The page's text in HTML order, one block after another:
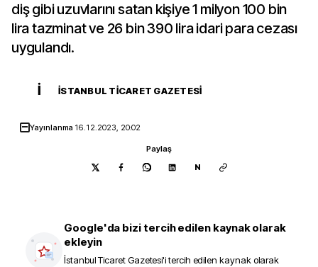
diş gibi uzuvlarını satan kişiye 1 milyon 100 bin
lira tazminat ve 26 bin 390 lira idari para cezası
uygulandı.
İ İSTANBUL TICARET GAZETESI
Yayınlanma 16.12.2023, 20:02
Paylaş
N
Google'da bizi tercih edilen kaynak olarak
ekleyin
İstanbul Ticaret Gazetesi'i tercih edilen kaynak olarak